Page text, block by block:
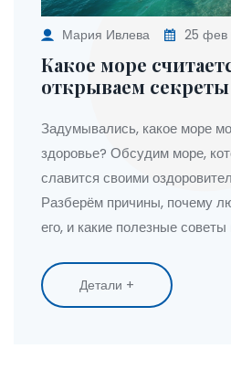
Мария Ивлева 25 фев
Какое море
открываем
Задумывались, какое море
здоровье? Обсудим море,
славится своими
Разберём причины, почему
его, и какие полезные
узнать, где лучше всего
здоровье одновременно?
Детали +